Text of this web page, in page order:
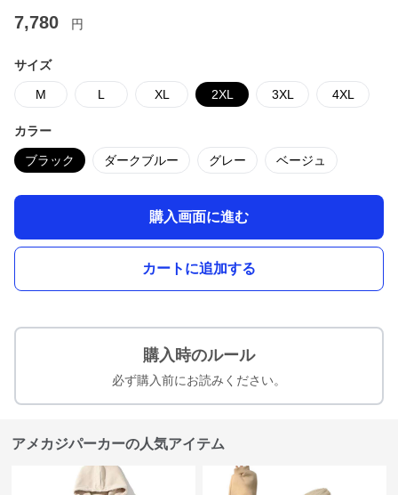
7,780 円
サイズ
M L XL 2XL 3XL 4XL
カラー
ブラック ダークブルー グレー ベージュ
購入画面に進む
カートに追加する
購入時のルール
必ず購入前にお読みください。
アメカジパーカーの人気アイテム